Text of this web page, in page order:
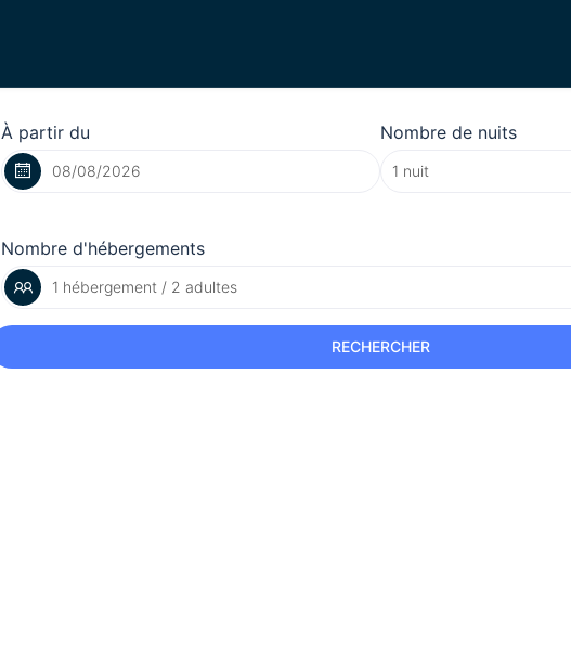
À partir du Nombre de nuits
Nombre d'hébergements
1 hébergement / 2 adultes